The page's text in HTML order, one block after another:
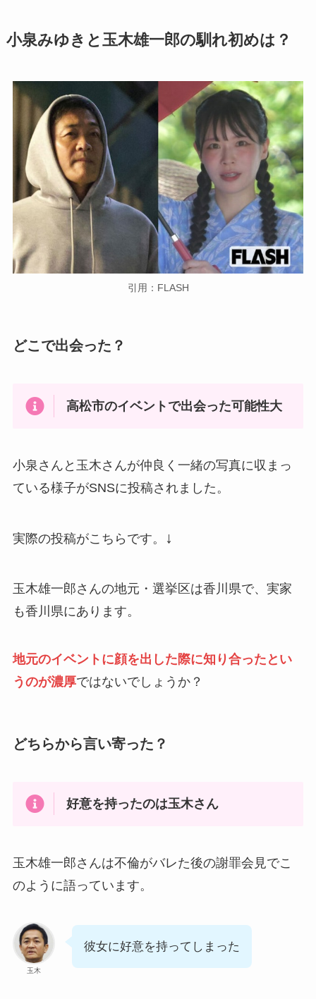
小泉みゆきと玉木雄一郎の馴れ初めは？
引用：FLASH
どこで出会った？
高松市のイベントで出会った可能性大
小泉さんと玉木さんが仲良く一緒の写真に収まっ
ている様子がSNSに投稿されました。
実際の投稿がこちらです。 ↓
玉木雄一郎さんの地元・選挙区は香川県で、実家
も香川県にあります。
地元のイベントに顔を出した際に知り合ったとい
うのが濃厚ではないでしょうか？
どちらから言い寄った？
好意を持ったのは玉木さん
玉木雄一郎さんは不倫がバレた後の謝罪会見でこ
のように語っています。
玉木
彼女に好意を持ってしまった